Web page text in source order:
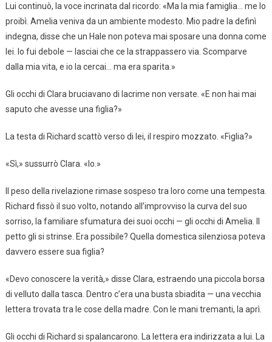
Lui continuò, la voce incrinata dal ricordo: «Ma la mia famiglia… me lo
proibì. Amelia veniva da un ambiente modesto. Mio padre la definì
indegna, disse che un Hale non poteva mai sposare una donna come
lei. Io fui debole — lasciai che ce la strappassero via. Scomparve
dalla mia vita, e io la cercai… ma era sparita.»
Gli occhi di Clara bruciavano di lacrime non versate. «E non hai mai
saputo che avesse una figlia?»
La testa di Richard scattò verso di lei, il respiro mozzato. «Figlia?»
«Sì,» sussurrò Clara. «Io.»
Il peso della rivelazione rimase sospeso tra loro come una tempesta.
Richard fissò il suo volto, notando all’improvviso la curva del suo
sorriso, la familiare sfumatura dei suoi occhi — gli occhi di Amelia. Il
petto gli si strinse. Era possibile? Quella domestica silenziosa poteva
davvero essere sua figlia?
«Devo conoscere la verità,» disse Clara, estraendo una piccola borsa
di velluto dalla tasca. Dentro c’era una busta sbiadita — una vecchia
lettera trovata tra le cose della madre. Con le mani tremanti, la aprì.
Gli occhi di Richard si spalancarono. La lettera era indirizzata a lui. La